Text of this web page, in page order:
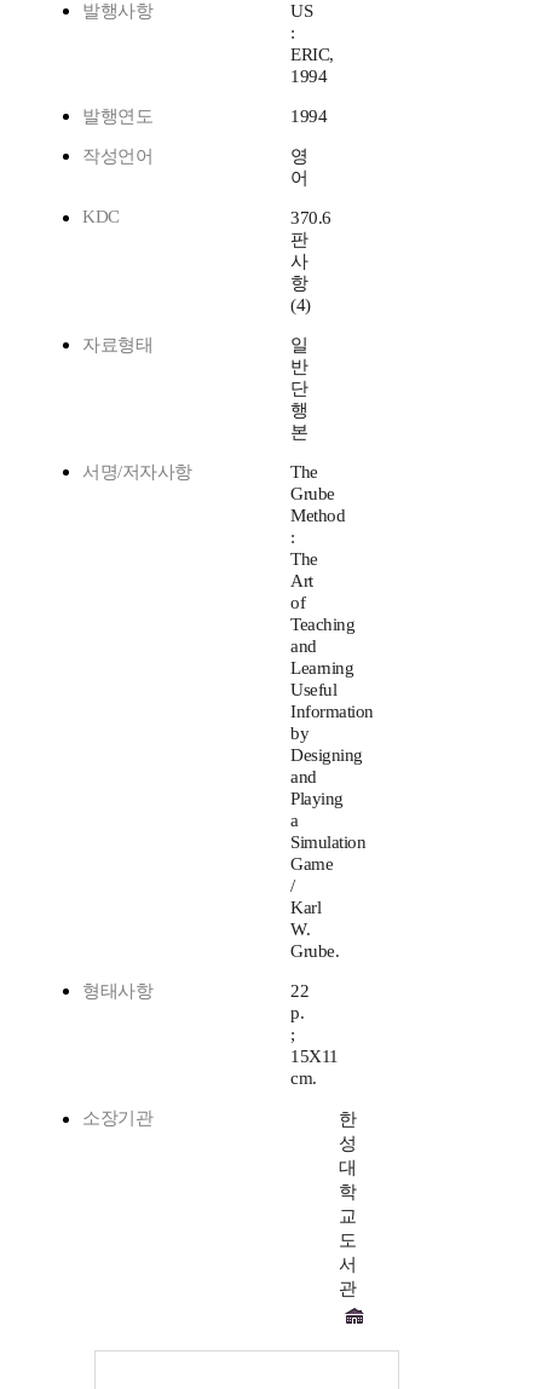
발행사항
US
:
ERIC,
1994
발행연도 1994
작성언어
영
어
KDC
370.6
판
사
항
(4)
자료형태
일
반
단
행
본
서명/저자사항
The
Grube
Method
:
The
Art
of
Teaching
and
Learning
Useful
Information
by
Designing
and
Playing
a
Simulation
Game
/
Karl
W.
Grube.
형태사항
22
p.
;
15X11
cm.
소장기관
한
성
대
학
교
도
서
관